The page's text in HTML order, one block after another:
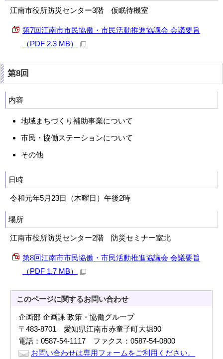
江南市役所防災センター3階 仮眠待機室
第7回江南市市民協働・市民活動推進協議会 会議要旨
（PDF 2.3 MB）
第8回
内容
地域まちづくり補助事業について
市民・協働ステーションについて
その他
日時
令和元年5月23日（木曜日）午後2時
場所
江南市役所防災センター2階 防災セミナー室北
第8回江南市市民協働・市民活動推進協議会 会議要旨
（PDF 1.7 MB）
このページに関するお問い合わせ
企画部 企画課 政策・協働グループ
〒483-8701 愛知県江南市赤童子町大堀90
電話：0587-54-1117 ファクス：0587-54-0800
お問い合わせは専用フォームをご利用ください。